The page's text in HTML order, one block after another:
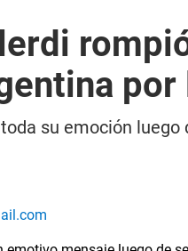
por
su emoción